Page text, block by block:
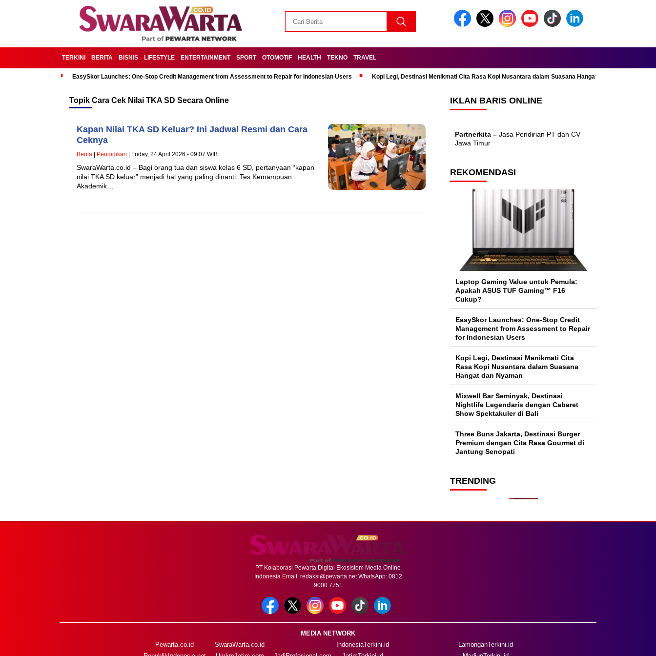
TERKINI BERITA BISNIS LIFESTYLE ENTERTAINMENT SPORT OTOMOTIF HEALTH TEKNO TRAVEL
EasySkor Launches: One-Stop Credit Management from Assessment to Repair for Indonesian Users Kopi Legi, Destinasi Menikmati Cita Rasa Kopi Nusantara dalam Suasana Hangat dan Nyaman
Topik Cara Cek Nilai TKA SD Secara Online
Kapan Nilai TKA SD Keluar? Ini Jadwal Resmi dan Cara
Ceknya
Berita Pendidikan | Friday, 24 April 2026 - 09:07 WIB
SwaraWarta.co.id – Bagi orang tua dan siswa kelas 6 SD, pertanyaan “kapan
nilai TKA SD keluar” menjadi hal yang paling dinanti. Tes Kemampuan
Akademik…
IKLAN BARIS ONLINE
Partnerkita – Jasa Pendirian PT dan CV
Jawa Timur
REKOMENDASI
Laptop Gaming Value untuk Pemula:
Apakah ASUS TUF Gaming™ F16
Cukup?
EasySkor Launches: One-Stop Credit
Management from Assessment to Repair
for Indonesian Users
Kopi Legi, Destinasi Menikmati Cita
Rasa Kopi Nusantara dalam Suasana
Hangat dan Nyaman
Mixwell Bar Seminyak, Destinasi
Nightlife Legendaris dengan Cabaret
Show Spektakuler di Bali
Three Buns Jakarta, Destinasi Burger
Premium dengan Cita Rasa Gourmet di
Jantung Senopati
TRENDING
PT Kolaborasi Pewarta Digital Ekosistem Media Online
Indonesia Email: redaksi@pewarta.netWhatsApp: 0812
9000 7751
MEDIA NETWORK
Pewarta.co.id
SwaraWarta.co.id
IndonesiaTerkini.id
LamonganTerkini.id